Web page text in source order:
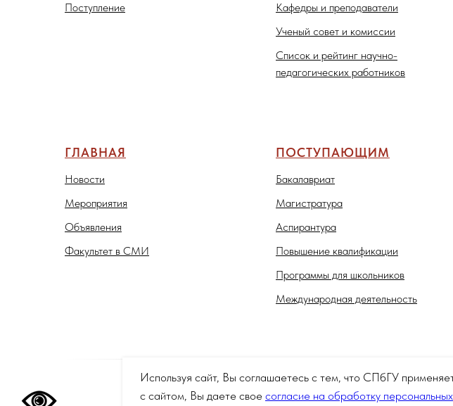
Поступление
Кафедры и преподаватели
Ученый совет и комиссии
Список и рейтинг научно-
педагогических работников
ГЛАВНАЯ
Новости
Мероприятия
Объявления
Факультет в СМИ
ПОСТУПАЮЩИМ
Бакалавриат
Магистратура
Аспирантура
Повышение квалификации
Программы для школьников
Международная деятельность
Используя сайт, Вы соглашаетесь с тем, что СПбГУ
с сайтом, Вы даете свое согласие на обработку